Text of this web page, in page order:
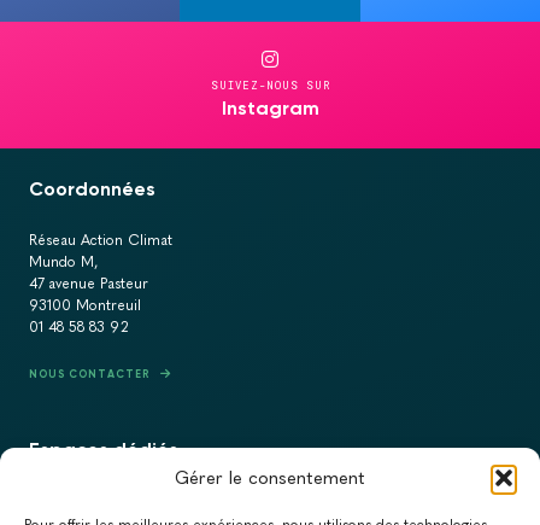
Gérer le consentement
SUIVEZ-NOUS SUR
Instagram
Coordonnées
Réseau Action Climat
Mundo M,
47 avenue Pasteur
93100 Montreuil
01 48 58 83 92
NOUS CONTACTER
Espaces dédiés